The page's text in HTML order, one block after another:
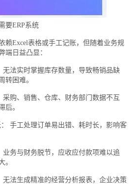
ERP系统
Excel表格或手工记账，但随着业务规
端日益凸显：
实时掌握库存数量，导致畅销品缺
转困难。
、销售、仓库、财务部门数据不互
后。
工处理订单易出错、耗时长，影响客
与财务脱节，应收应付款项难以追
。
生成精准的经营分析报表，企业决策